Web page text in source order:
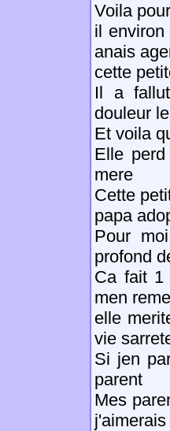
Voila
il
anais
cette
Il a
douleur
Et voila
Elle
mere
Cette
papa
Pour
profond
Ca fait 1
men
elle
vie
Si jen
parent
Mes